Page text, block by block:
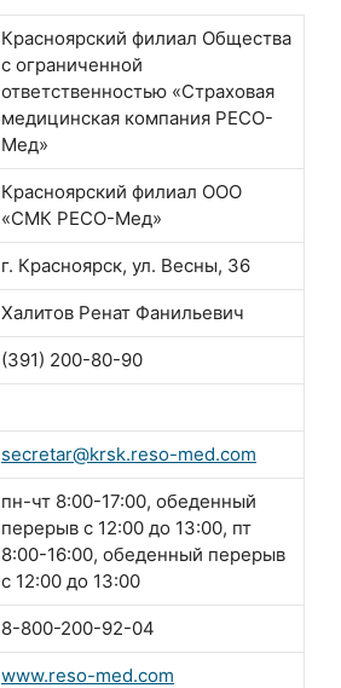
Красноярский филиал Общества
с ограниченной
ответственностью «Страховая
медицинская компания РЕСО-
Мед»
Красноярский филиал ООО
«СМК РЕСО-Мед»
г. Красноярск, ул. Весны, 36
Халитов Ренат Фанильевич
(391) 200-80-90
secretar@krsk.reso-med.com
пн-чт 8:00-17:00, обеденный
перерыв с 12:00 до 13:00, пт
8:00-16:00, обеденный перерыв
с 12:00 до 13:00
8-800-200-92-04
www.reso-med.com